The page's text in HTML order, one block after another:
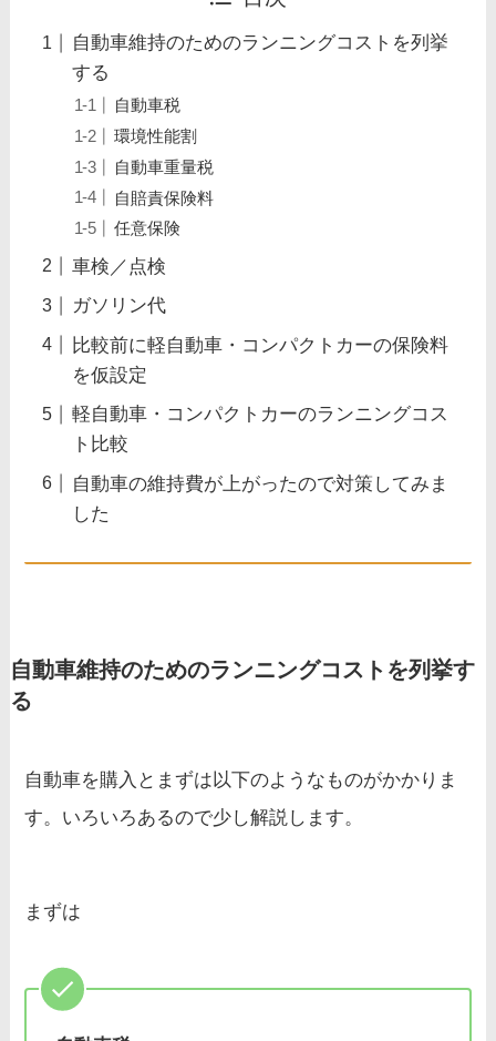
自動車維持のためのランニングコストを列挙
する
自動車税
環境性能割
自動車重量税
自賠責保険料
任意保険
車検／点検
ガソリン代
比較前に軽自動車・コンパクトカーの保険料
を仮設定
軽自動車・コンパクトカーのランニングコス
ト比較
自動車の維持費が上がったので対策してみま
した
自動車維持のためのランニングコストを列挙す
る
自動車を購入とまずは以下のようなものがかかりま
す。いろいろあるので少し解説します。
まずは